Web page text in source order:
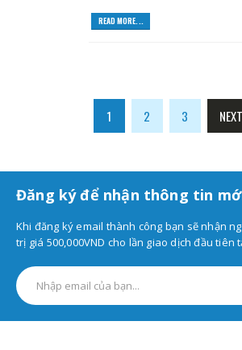
READ MORE...
1 2 3 NEXT
Đăng ký để nhận thông tin
Khi đăng ký email thành công bạn sẽ nhận
trị giá 500,000VND cho lần giao dịch đầu tiên